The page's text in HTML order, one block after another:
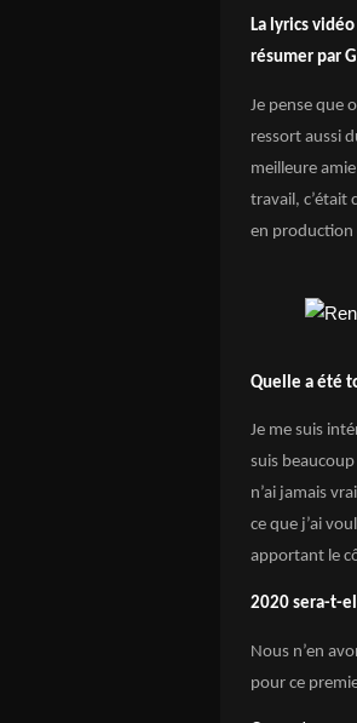
La lyrics
résumer par
Je pense que
ressort aussi
meilleure
travail, c’était
en production
Quelle a été
Je me suis
suis
n’ai jamais
ce que j’ai
apportant le
2020 sera-t-
Nous n’en
pour ce